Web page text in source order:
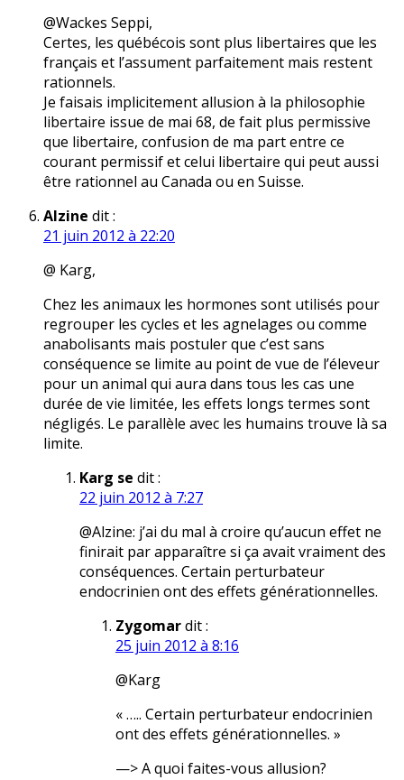
@Wackes Seppi,
Certes, les québécois sont plus libertaires que les
français et l’assument parfaitement mais restent
rationnels.
Je faisais implicitement allusion à la philosophie
libertaire issue de mai 68, de fait plus permissive
que libertaire, confusion de ma part entre ce
courant permissif et celui libertaire qui peut aussi
être rationnel au Canada ou en Suisse.
Alzine dit :
21 juin 2012 à 22:20
@ Karg,
Chez les animaux les hormones sont utilisés pour
regrouper les cycles et les agnelages ou comme
anabolisants mais postuler que c’est sans
conséquence se limite au point de vue de l’éleveur
pour un animal qui aura dans tous les cas une
durée de vie limitée, les effets longs termes sont
négligés. Le parallèle avec les humains trouve là sa
limite.
Karg se dit :
22 juin 2012 à 7:27
@Alzine: j’ai du mal à croire qu’aucun effet ne
finirait par apparaître si ça avait vraiment des
conséquences. Certain perturbateur
endocrinien ont des effets générationnelles.
Zygomardit :
25 juin 2012 à 8:16
@Karg
« ….. Certain perturbateur endocrinien
ont des effets générationnelles. »
—> A quoi faites-vous allusion?